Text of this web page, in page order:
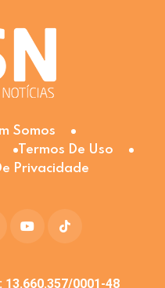
Somos
Termos De Uso
Privacidade
0001-48